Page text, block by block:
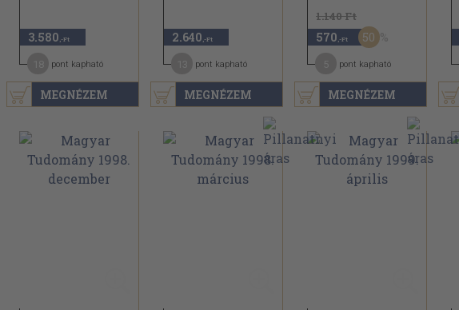
MEGNÉZEM
3.580 ,-Ft
pont kapható
MEGNÉZEM
2.640 ,-Ft
pont kapható
MEGNÉZEM
1.140 Ft
570 ,-Ft 50
pont kapható